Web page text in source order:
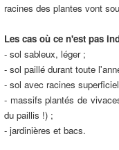
racines des plantes vont
Les cas où ce n'est pas
- sol sableux, léger ;
- sol paillé durant toute
- sol avec racines
- massifs plantés de
du paillis !) ;
- jardinières et bacs.